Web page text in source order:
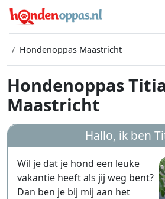
Hondenoppas Maastricht
Hondenoppas
Maastricht
Hallo, ik ben
Wil je dat je hond een leuke
vakantie heeft als jij weg bent?
Dan ben je bij mij aan het